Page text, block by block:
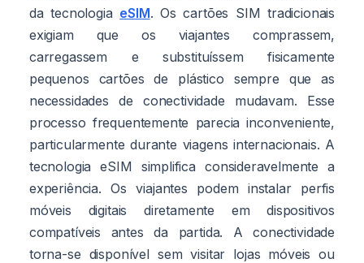
da tecnologia eSIM. Os cartões SIM tradicionais
exigiam que os viajantes comprassem,
carregassem e substituíssem fisicamente
pequenos cartões de plástico sempre que as
necessidades de conectividade mudavam. Esse
processo frequentemente parecia inconveniente,
particularmente durante viagens internacionais. A
tecnologia eSIM simplifica consideravelmente a
experiência. Os viajantes podem instalar perfis
móveis digitais diretamente em dispositivos
compatíveis antes da partida. A conectividade
torna-se disponível sem visitar lojas móveis ou